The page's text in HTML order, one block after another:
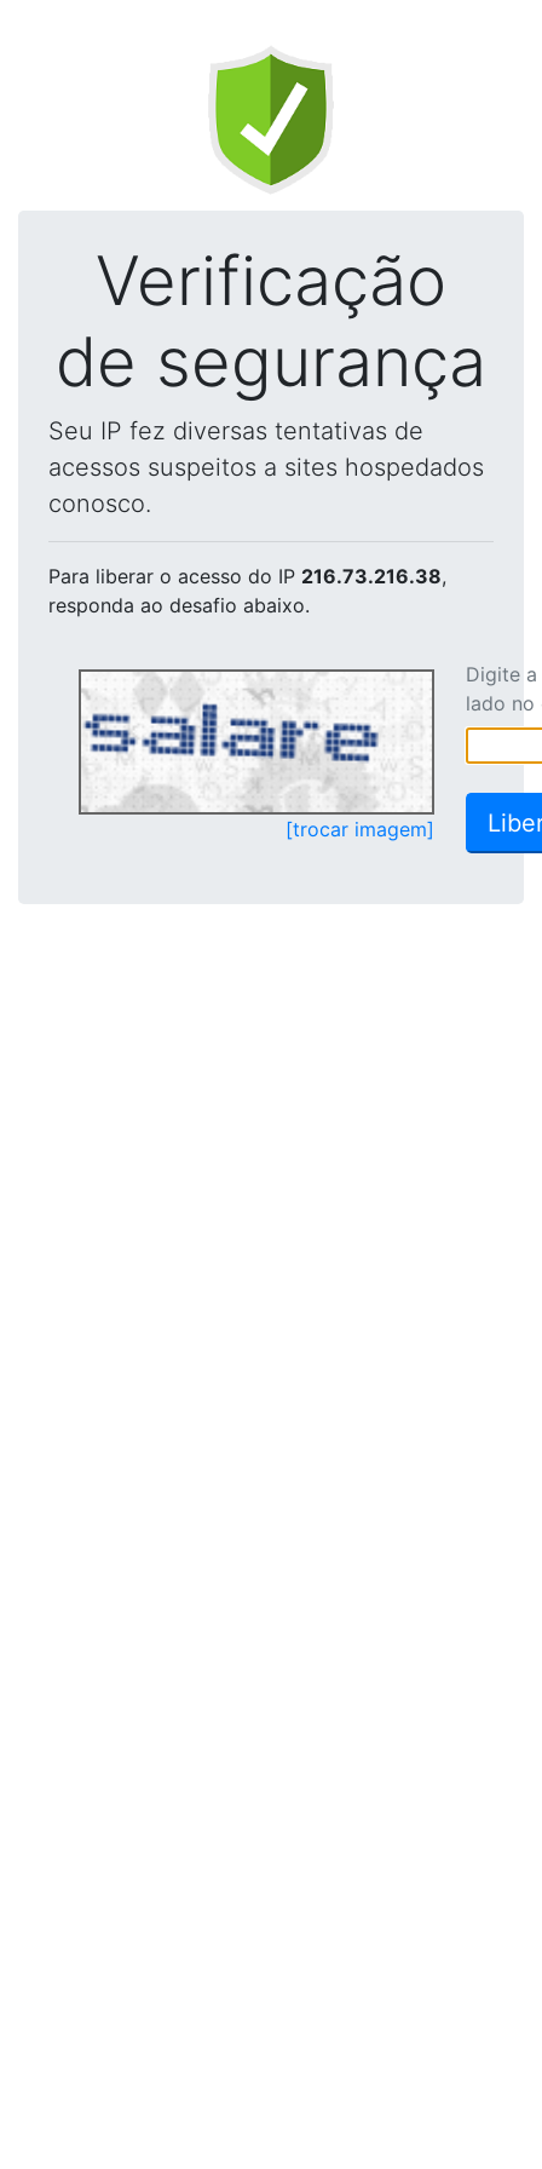
Verificação
de segurança
Seu IP fez diversas tentativas de
acessos suspeitos a sites hospedados
conosco.
Para liberar o acesso do IP 216.73.216.38,
responda ao desafio abaixo.
[trocar imagem]
Digite
lado no